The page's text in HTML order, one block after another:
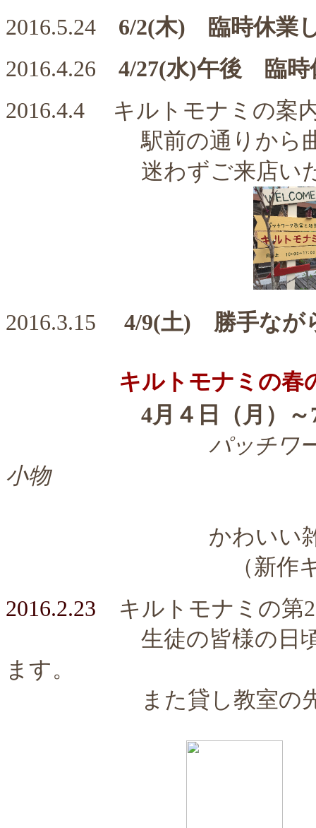
2016.5.24 6/2(木) 臨時休業
2016.4.26 4/27(水)午後 臨時
2016.4.4
キルトモナミの案
駅前の通りから曲が
迷わずご来店いただ
2016.3.15 4/9(土) 勝手なが
キルトモナミの春
4月４日（月）
パッチワーク用品・
小物
かわいい
（新作キット等
2016.2.23 キルトモナミの第
生徒の皆様の日頃の成
ます。
また貸し教室の先生方